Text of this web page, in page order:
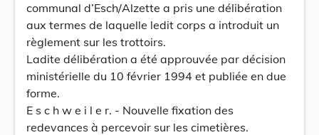
communal d’Esch/Alzette a pris une délibération
aux termes de laquelle ledit corps a introduit un
règlement sur les trottoirs.
Ladite délibération a été approuvée par décision
ministérielle du 10 février 1994 et publiée en due
forme.
E s c h w e i l e r. - Nouvelle fixation des
redevances à percevoir sur les cimetières.